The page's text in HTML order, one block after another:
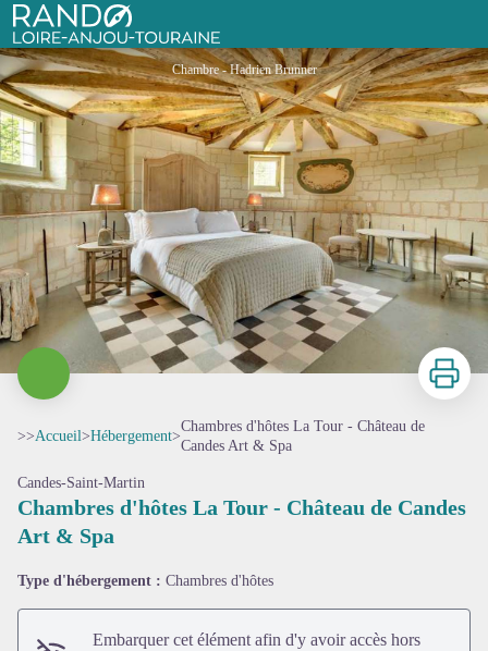
Rando Loire-Anjou-Touraine
Chambres d'hôtes La Tour - Château de Candes Art & Spa
Chambre - Hadrien Brunner
Imprimer
>>Accueil>Hébergement>
Chambres d'hôtes La Tour - Château de
Candes Art & Spa
Candes-Saint-Martin
Chambres d'hôtes La Tour - Château de Candes
Art & Spa
Type d'hébergement : Chambres d'hôtes
Embarquer cet élément afin d'y avoir accès hors